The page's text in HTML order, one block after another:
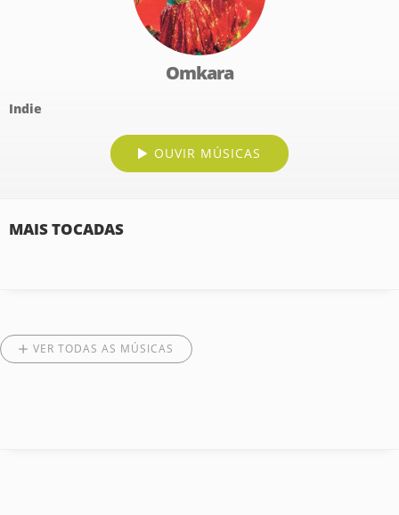
Omkara
Indie
OUVIR MÚSICAS
MAIS TOCADAS
VER TODAS AS MÚSICAS